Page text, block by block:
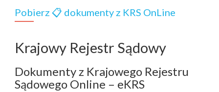
Pobierz 📋️ dokumenty z KRS OnLine
Krajowy Rejestr Sądowy
Dokumenty z Krajowego Rejestru
Sądowego Online – eKRS